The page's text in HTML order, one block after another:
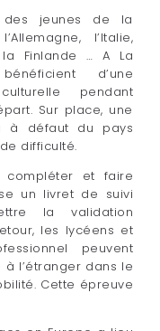
des jeunes de la
l’Italie,
la Finlande … A La
d’une
pendant
Sur place, une
à défaut du pays
difficulté.
compléter et faire
un livret de suivi
la validation
les lycéens et
peuvent
l’étranger dans le
Cette épreuve